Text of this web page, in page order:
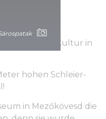
türkischen Kultur in
hohen Schleier-
in Mezőkövesd die